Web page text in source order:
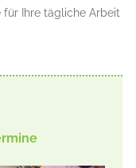
für Ihre tägliche Arbeit